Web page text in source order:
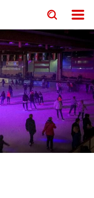
Toggle
search
input
Toggle
search
input